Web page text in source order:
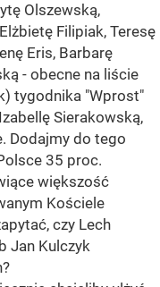
Olszewską,
Filipiak, Teresę
Eris, Barbarę
- obecne na liście
tygodnika "Wprost"
Sierakowską,
Dodajmy do tego
35 proc.
większość
Kościele
czy Lech
Jan Kulczyk